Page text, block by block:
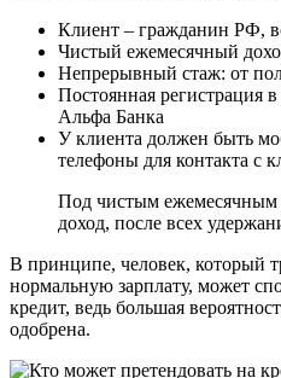
Клиент – гражданин РФ,
Чистый ежемесячный
Непрерывный стаж: от
Постоянная регистрация
Альфа Банка
У клиента должен быть
телефоны для контакта с
Под чистым ежемесячным
доход, после всех
В принципе, человек, который
нормальную зарплату, может
кредит, ведь большая
одобрена.